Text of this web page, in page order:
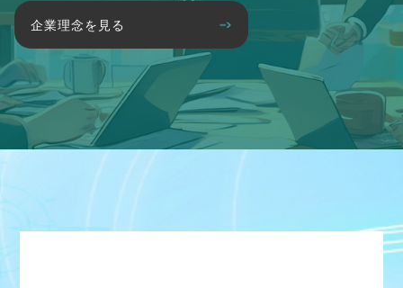
企業理念を見る